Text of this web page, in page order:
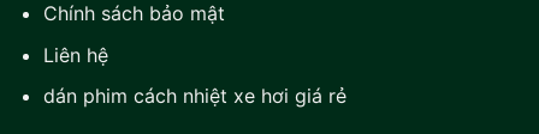
Chính sách bảo mật
Liên hệ
dán phim cách nhiệt xe hơi giá rẻ